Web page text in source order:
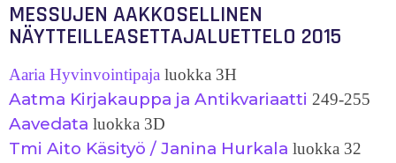
MESSUJEN AAKKOSELLINEN
NÄYTTEILLEASETTAJALUETTELO 2015
Aaria Hyvinvointipaja luokka 3H
Aatma Kirjakauppa ja Antikvariaatti 249-255
Aavedata luokka 3D
Tmi Aito Käsityö / Janina Hurkala luokka 32